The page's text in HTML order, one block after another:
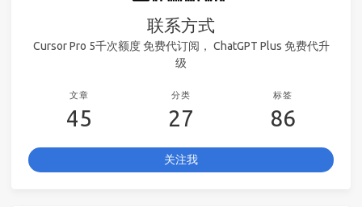
联系方式
Cursor Pro 5千次额度 免费代订阅， ChatGPT Plus 免费代升
级
文章
45
分类
27
标签
86
关注我